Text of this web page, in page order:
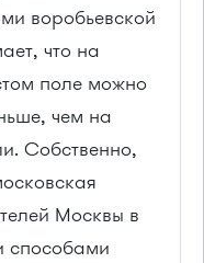
воробьевской
что на
поле можно
чем на
Собственно,
Москвы в
способами